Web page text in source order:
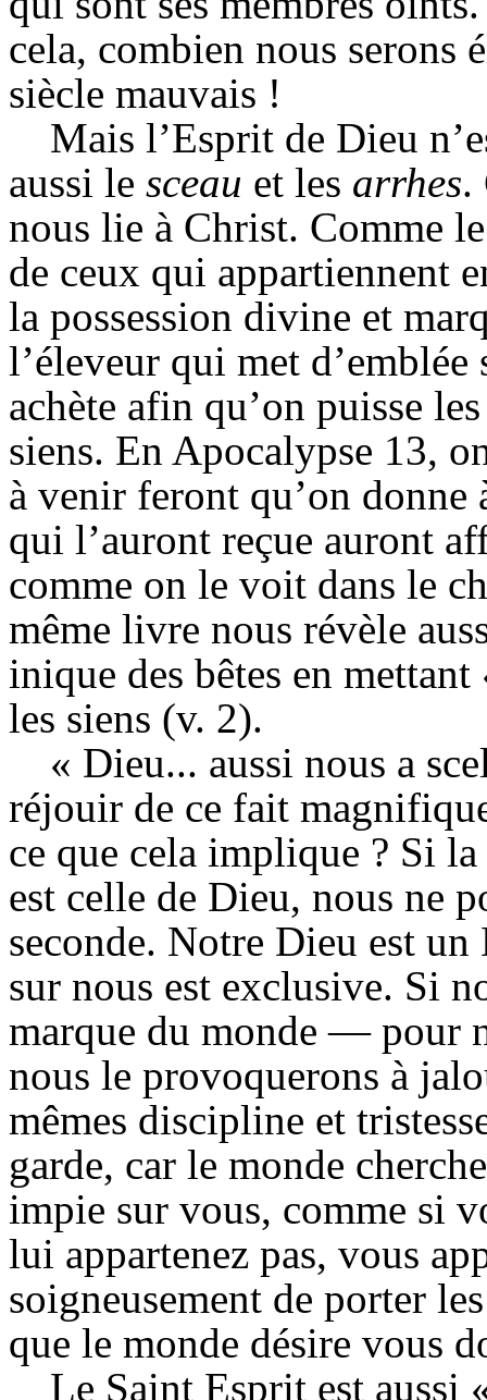
cela, combien nous serons
siècle mauvais !
Mais l’Esprit de Dieu
aussi le sceau et les arrhes.
nous lie à Christ. Comme
de ceux qui appartiennent
la possession divine et
l’éleveur qui met
achète afin qu’on puisse
siens. En Apocalypse 13,
à venir feront qu’on donne
qui l’auront reçue auront
comme on le voit dans le
même livre nous révèle
inique des bêtes en
les siens (v. 2).
« Dieu... aussi nous a
réjouir de ce fait
ce que cela implique ? Si
est celle de Dieu, nous ne
seconde. Notre Dieu est
sur nous est exclusive. Si
marque du monde — pour
nous le provoquerons à
mêmes discipline et
garde, car le monde
impie sur vous, comme si
lui appartenez pas, vous
soigneusement de porter
que le monde désire vous
Le Saint Esprit est aussi